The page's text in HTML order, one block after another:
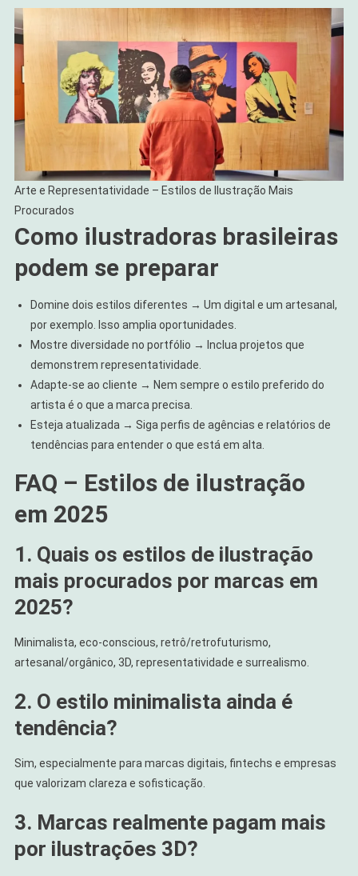
Arte e Representatividade – Estilos de Ilustração Mais
Procurados
Como ilustradoras brasileiras
podem se preparar
Domine dois estilos diferentes → Um digital e um artesanal,
por exemplo. Isso amplia oportunidades.
Mostre diversidade no portfólio → Inclua projetos que
demonstrem representatividade.
Adapte-se ao cliente → Nem sempre o estilo preferido do
artista é o que a marca precisa.
Esteja atualizada → Siga perfis de agências e relatórios de
tendências para entender o que está em alta.
FAQ – Estilos de ilustração
em 2025
1. Quais os estilos de ilustração
mais procurados por marcas em
2025?
Minimalista, eco-conscious, retrô/retrofuturismo,
artesanal/orgânico, 3D, representatividade e surrealismo.
2. O estilo minimalista ainda é
tendência?
Sim, especialmente para marcas digitais, fintechs e empresas
que valorizam clareza e sofisticação.
3. Marcas realmente pagam mais
por ilustrações 3D?